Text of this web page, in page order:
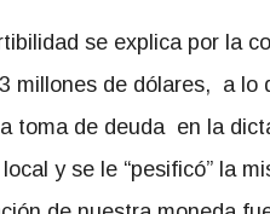
se explica por la
millones de dólares, a lo
toma de deuda en la
y se le “pesificó” la